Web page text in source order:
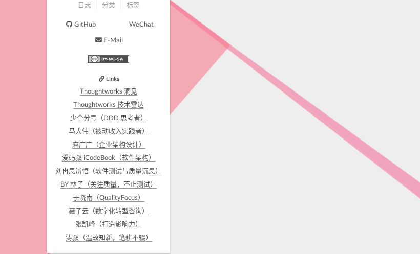
日志 分类 标签
GitHub
WeChat
E-Mail
Links
Thoughtworks 洞见
Thoughtworks 技术雷达
少个分号（DDD 思考者）
马大伟（被动收入实践者）
麻广广（企业架构设计）
爱码叔 iCodeBook（软件架构）
刘冉思辨悟（软件测试与质量沉思）
BY 林子（关注质量，不止测试）
于晓南（QualityFocus）
聂子云（数字化转型咨询）
张凯峰（打造影响力）
涛叔（温故知新，笔耕不辍）